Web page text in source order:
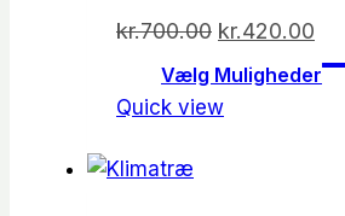
kr.700.00 Den
oprindelige
pris
kr.420.00
Vælg Muligheder
Quick view